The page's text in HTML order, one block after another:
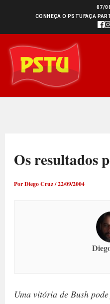
conteúdo
07/
CONHEÇA O PSTU FAÇA
Os resultados
PorDiego Cruz/22/09/2004
Uma vitória de Bush